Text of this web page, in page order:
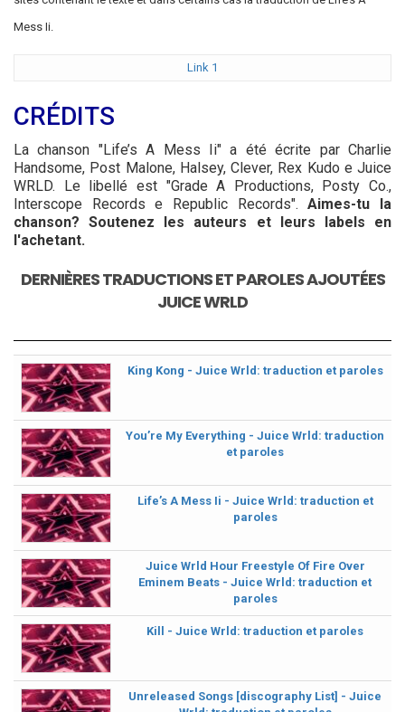
Mess Ii.
Link 1
CRÉDITS
La chanson "Life’s A Mess Ii" a été écrite par Charlie
Handsome, Post Malone, Halsey, Clever, Rex Kudo e Juice
WRLD. Le libellé est "Grade A Productions, Posty Co.,
Interscope Records e Republic Records".Aimes-tu la
chanson? Soutenez les auteurs et leurs labels en
l'achetant.
DERNIÈRES TRADUCTIONS ET PAROLES AJOUTÉES
JUICE WRLD
King Kong - Juice Wrld: traduction et paroles
You’re My Everything - Juice Wrld: traduction
et paroles
Life’s A Mess Ii - Juice Wrld: traduction et
paroles
Juice Wrld Hour Freestyle Of Fire Over
Eminem Beats - Juice Wrld: traduction et
paroles
Kill - Juice Wrld: traduction et paroles
Unreleased Songs [discography List] - Juice